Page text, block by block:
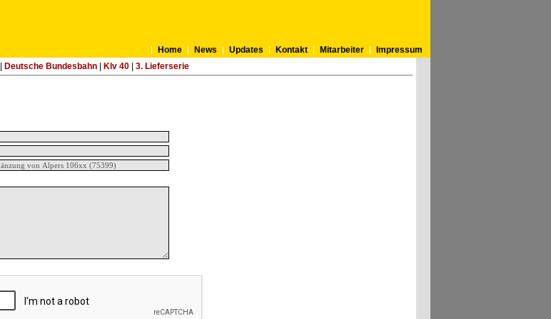
Home News Updates Kontakt Mitarbeiter
Impressum
Deutsche Bundesbahn| Klv 40| 3. Lieferserie